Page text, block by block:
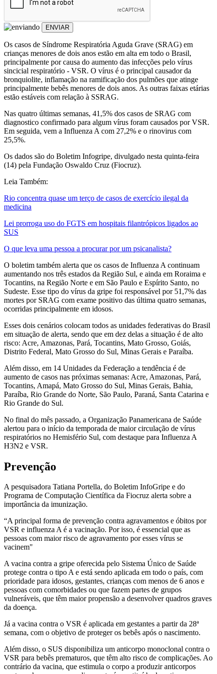
ENVIAR
Os casos de Síndrome Respiratória Aguda Grave (SRAG) em
crianças menores de dois anos estão em alta em todo o Brasil,
principalmente por causa do aumento das infecções pelo vírus
sincicial respiratório - VSR. O vírus é o principal causador da
bronquiolite, inflamação na ramificação dos pulmões que atinge
principalmente bebês menores de dois anos. As outras faixas etárias
estão estáveis com relação à SSRAG.
Nas quatro últimas semanas, 41,5% dos casos de SRAG com
diagnostico confirmado para algum vírus foram causados por VSR.
Em seguida, vem a Influenza A com 27,2% e o rinovirus com
25,5%.
Os dados são do Boletim Infogripe, divulgado nesta quinta-feira
(14) pela Fundação Oswaldo Cruz (Fiocruz).
Leia Também:
Rio concentra quase um terço de casos de exercício ilegal da
medicina
Lei prorroga uso do FGTS em hospitais filantrópicos ligados ao
SUS
O que leva uma pessoa a procurar por um psicanalista?
O boletim também alerta que os casos de Influenza A continuam
aumentando nos três estados da Região Sul, e ainda em Roraima e
Tocantins, na Região Norte e em São Paulo e Espírito Santo, no
Sudeste. Esse tipo do vírus da gripe foi responsável por 51,7% das
mortes por SRAG com exame positivo das última quatro semanas,
ocorridas principalmente em idosos.
Esses dois cenários colocam todos as unidades federativas do Brasil
em situação de alerta, sendo que em dez delas a situação é de alto
risco: Acre, Amazonas, Pará, Tocantins, Mato Grosso, Goiás,
Distrito Federal, Mato Grosso do Sul, Minas Gerais e Paraíba.
Além disso, em 14 Unidades da Federação a tendência é de
aumento de casos nas próximas semanas: Acre, Amazonas, Pará,
Tocantins, Amapá, Mato Grosso do Sul, Minas Gerais, Bahia,
Paraíba, Rio Grande do Norte, São Paulo, Paraná, Santa Catarina e
Rio Grande do Sul.
No final do mês passado, a Organização Panamericana de Saúde
alertou para o início da temporada de maior circulação de vírus
respiratórios no Hemisfério Sul, com destaque para Influenza A
H3N2 e VSR.
Prevenção
A pesquisadora Tatiana Portella, do Boletim InfoGripe e do
Programa de Computação Científica da Fiocruz alerta sobre a
importância da imunização.
“A principal forma de prevenção contra agravamentos e óbitos por
VSR e influenza A é a vacinação. Por isso, é essencial que as
pessoas com maior risco de agravamento por esses vírus se
vacinem"
A vacina contra a gripe oferecida pelo Sistema Único de Saúde
protege contra o tipo A e está sendo aplicada em todo o país, com
prioridade para idosos, gestantes, crianças com menos de 6 anos e
pessoas com comorbidades ou que fazem partes de grupos
vulneráveis, que têm maior propensão a desenvolver quadros graves
da doença.
Já a vacina contra o VSR é aplicada em gestantes a partir da 28ª
semana, com o objetivo de proteger os bebês após o nascimento.
Além disso, o SUS disponibiliza um anticorpo monoclonal contra o
VSR para bebês prematuros, que têm alto risco de complicações. Ao
contrário da vacina, que estimula o corpo a produzir anticorpos